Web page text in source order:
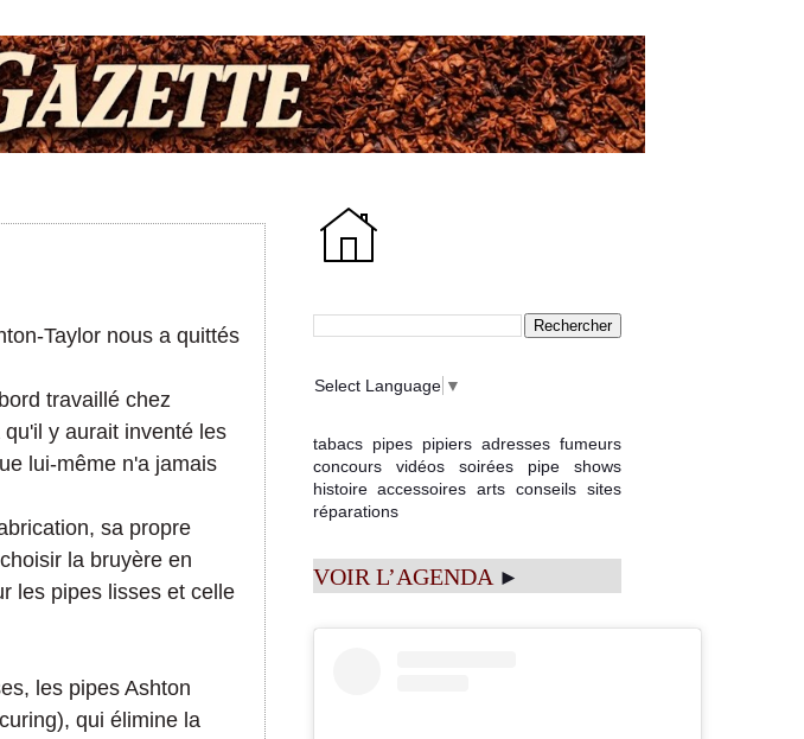
Taylor nous a quittés
travaillé chez
y aurait inventé les
lui-même n'a jamais
sa propre
la bruyère en
les pipes lisses et celle
les pipes Ashton
qui élimine la
Select Language ▼
tabacs pipes pipiers adresses fumeurs
concours
vidéos soirées
pipe shows
histoire accessoires arts conseils sites
réparations
VOIR L’AGENDA ►